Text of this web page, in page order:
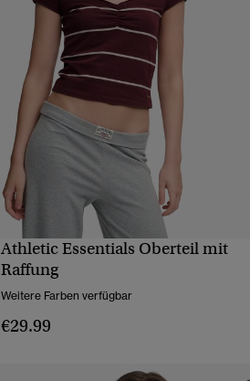
Athletic Essentials Oberteil mit
Raffung
Weitere Farben verfügbar
€29.99